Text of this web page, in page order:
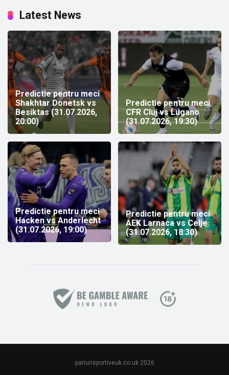
Latest News
Predictie pentru meci
Shakhtar Donetsk vs
Besiktas (31.07.2026,
20:00)
Predictie pentru meci
CFR Cluj vs Lugano
(31.07.2026, 19:30)
Predictie pentru meci
Hacken vs Anderlecht
(31.07.2026, 19:00)
Predictie pentru meci
AEK Larnaca vs Celje
(31.07.2026, 18:30)
pariurisportiveuk.co.uk 2026